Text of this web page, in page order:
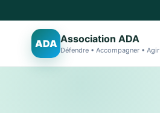
ADA Association ADA
Défendre • Accompagner • Agir